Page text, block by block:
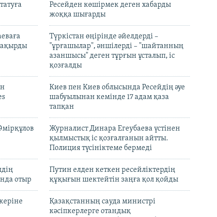
Ресейден көшірмек деген хабарды
жоққа шығарды
Түркістан өңірінде әйелдерді –
"ұрғашылар", әншілерді – "шайтанның
азаншысы" деген тұрғын ұсталып, іс
қозғалды
Киев пен Киев облысында Ресейдің әуе
шабуылынан кемінде 17 адам қаза
тапқан
Журналист Динара Егеубаева үстінен
қылмыстық іс қозғалғанын айтты.
Полиция түсініктеме бермеді
отыр
Путин елден кеткен ресейліктердің
құқығын шектейтін заңға қол қойды
Қазақстанның сауда министрі
кәсіпкерлерге отандық